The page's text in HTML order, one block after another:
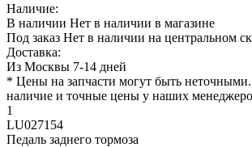
Наличие:
В наличии Нет в наличии в магазине
Под заказ Нет в наличии на центральном
Доставка:
Из Москвы 7-14 дней
* Цены на запчасти могут быть
наличие и точные цены у наших
1
LU027154
Педаль заднего тормоза